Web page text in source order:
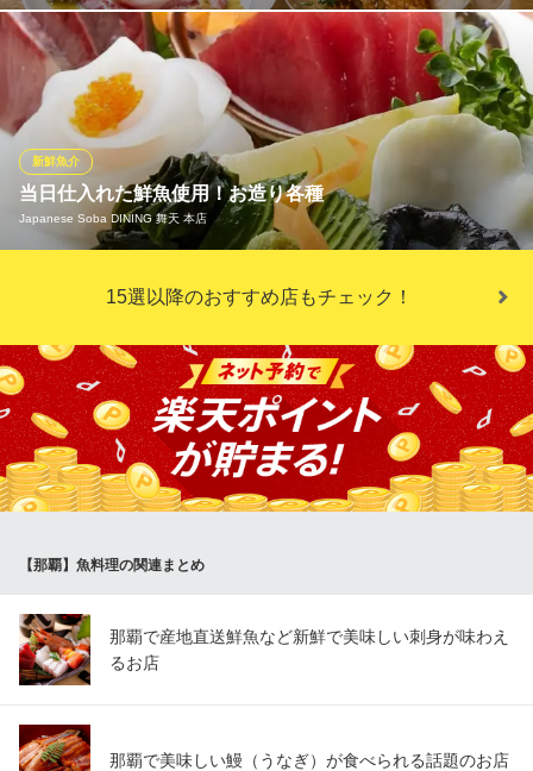
国頭漁協から直送される上質な県産魚は、漁獲後すぐに船上で活
〆と丁寧な脱血処理を施します！ さらに県内で唯一のシャーベッ
トアイスを用いた急速冷却で、最高鮮度のまま到着します。 届い
た瞬間に的確な下処理を行い、脱水や熟成など最適な調理法で旨
味を引き出します。 至高の海鮮料理をご堪能ください。
醸しとソース こりす
こだわりの地酒とソース
当日仕入れた鮮魚使用！お造り各種
Japanese Soba DINING 舞天 本店
新鮮魚介
『北海道』から『沖縄』全国各地より毎日新鮮な食材を仕入れて
いる舞天･本店、自慢のお造り。 板前おススメの旬を詰め込んだ
か･･･お楽しみに♪
Japanese Soba DINING 舞天 本店
和風居酒屋
ゆいレールおもろまち駅 徒歩4分
沖縄県那覇市おもろまち4-3-28
15選以降のおすすめ店もチェック！
【那覇】魚料理の関連まとめ
那覇で産地直送鮮魚など新鮮で美味しい刺身が味わえ
るお店
那覇で美味しい鰻（うなぎ）が食べられる話題のお店